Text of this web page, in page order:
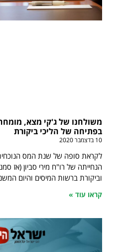
משולחנו של ג'קי מצא,
בפתיחה של הליכי ביקורת
10 בדצמבר 2020
לקראת סופה של שנת המס
הנחייתה של רו"ח מירי סביון (אז
וביקורת ברשות המיסים והיום
קראו עוד »